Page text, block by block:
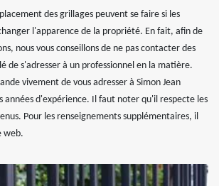
des grillages peuvent se faire si les
l'apparence de la propriété. En fait, afin de
nous vous conseillons de ne pas contacter des
de s'adresser à un professionnel en la matière.
vivement de vous adresser à Simon Jean
années d'expérience. Il faut noter qu'il respecte les
Pour les renseignements supplémentaires, il
web.